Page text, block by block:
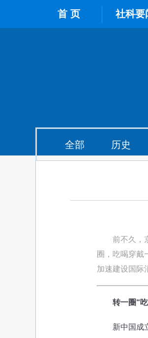
首 页 社科要
全部 历史
前不久，
圈，吃喝穿戴
加速建设国际
转一圈“
新中国成立